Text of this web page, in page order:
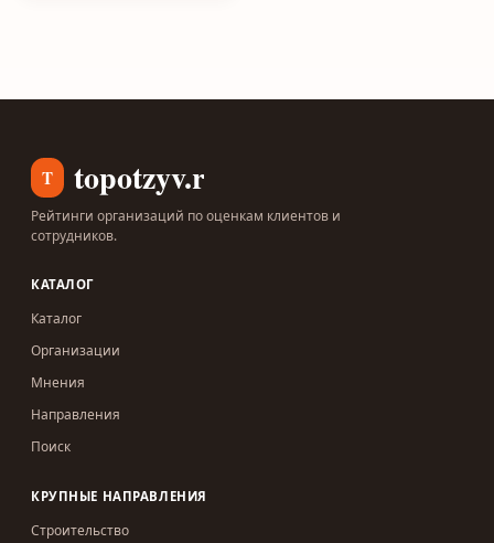
T topotzyv.ru
Рейтинги организаций по оценкам клиентов и
сотрудников.
КАТАЛОГ
Каталог
Организации
Мнения
Направления
Поиск
КРУПНЫЕ НАПРАВЛЕНИЯ
Строительство